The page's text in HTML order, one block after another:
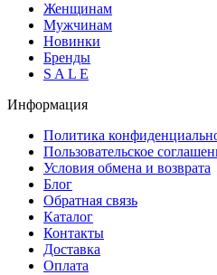
Женщинам
Мужчинам
Новинки
Бренды
S A L E
Информация
Политика
Пользовательское
Условия обмена и возврата
Блог
Обратная связь
Каталог
Контакты
Доставка
Оплата